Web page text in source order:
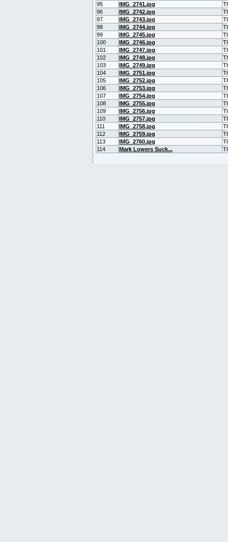
95
IMG_2741.jpg
96
IMG_2742.jpg
97
IMG_2743.jpg
98
IMG_2744.jpg
99
IMG_2745.jpg
100
IMG_2746.jpg
101
IMG_2747.jpg
102
IMG_2748.jpg
103
IMG_2749.jpg
104
IMG_2751.jpg
105
IMG_2752.jpg
106
IMG_2753.jpg
107
IMG_2754.jpg
108
IMG_2755.jpg
109
IMG_2756.jpg
110
IMG_2757.jpg
111
IMG_2758.jpg
112
IMG_2759.jpg
113
IMG_2760.jpg
114
Mark Lowers Suck...